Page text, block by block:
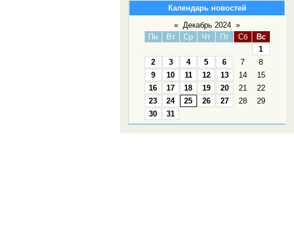
Календарь новостей
« Декабрь 2024 »
Пн
Вт Ср Чт Пт Сб
Вс
1
2
3 4 5 6 7
8
9
10 11 12 13 14
15
16
17 18 19 20 21
22
23
24 25 26 27 28
29
30
31